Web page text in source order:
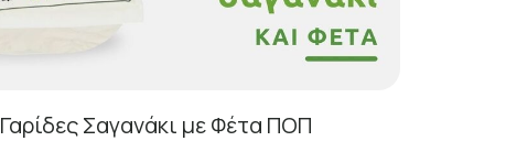
Γαρίδες Σαγανάκι με Φέτα ΠΟΠ